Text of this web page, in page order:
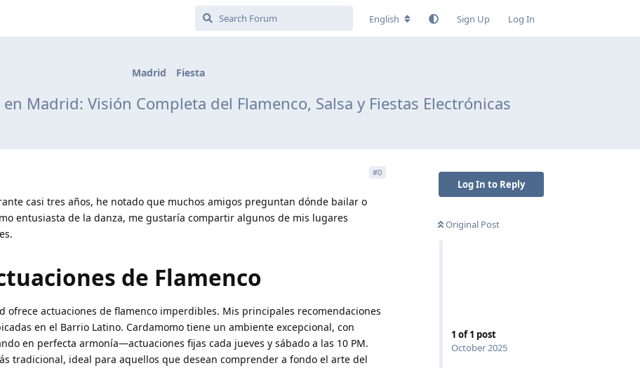
English Sign Up Log In
Madrid Fiesta
Madrid: Visión Completa del Flamenco, Salsa y Fiestas Electrónicas
Log In to Reply
Original Post
1 of1 post
October 2025
#0
casi tres años, he notado que muchos amigos preguntan dónde bailar o
entusiasta de la danza, me gustaría compartir algunos de mis lugares
de Flamenco
ofrece actuaciones de flamenco imperdibles. Mis principales recomendaciones
en el Barrio Latino. Cardamomo tiene un ambiente excepcional, con
en perfecta armonía—actuaciones fijas cada jueves y sábado a las 10 PM.
tradicional, ideal para aquellos que desean comprender a fondo el arte del